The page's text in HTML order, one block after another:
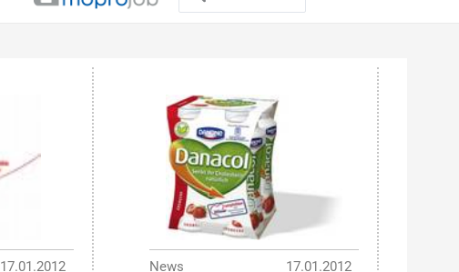
...
17.01.2012
News
17.01.2012